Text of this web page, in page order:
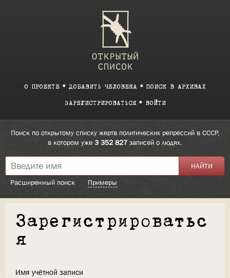
О ПРОЕКТЕ ДОБАВИТЬ ЧЕЛОВЕКА ПОИСК В АРХИВАХ
ЗАРЕГИСТРИРОВАТЬСЯ ВОЙТИ
Поиск по открытому списку жертв политических репрессий в СССР,
в котором уже 3 352 827 записей о людях.
Расширенный поиск Примеры
Зарегистрироватьс
я
Имя учётной записи